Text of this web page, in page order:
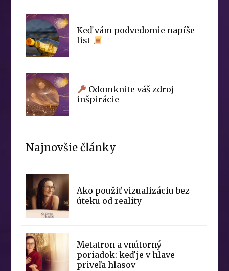
Keď vám podvedomie napíše
list
Odomknite váš zdroj
inšpirácie
Najnovšie články
Ako použiť vizualizáciu bez
úteku od reality
Metatron a vnútorný
poriadok: keď je v hlave
priveľa hlasov